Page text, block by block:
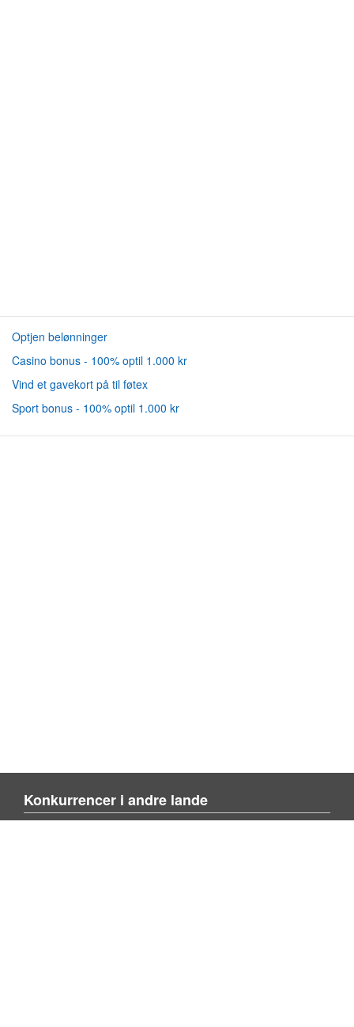
Optjen belønninger
Casino bonus - 100% optil 1.000 kr
Vind et gavekort på til føtex
Sport bonus - 100% optil 1.000 kr
Konkurrencer i andre lande